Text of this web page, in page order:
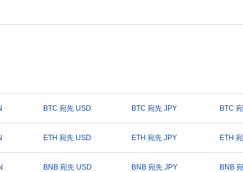
BTC 宛先 USD BTC 宛先 JPY BTC
ETH 宛先 USD ETH 宛先 JPY ETH
BNB 宛先 USD BNB 宛先 JPY BNB